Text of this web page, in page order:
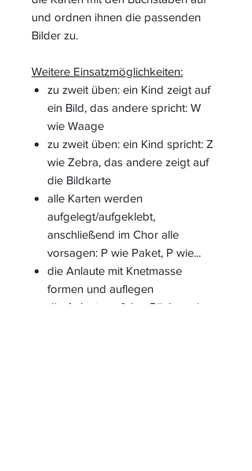
und ordnen ihnen die passenden
Bilder zu.
Weitere Einsatzmöglichkeiten:
zu zweit üben: ein Kind zeigt auf
ein Bild, das andere spricht: W
wie Waage
zu zweit üben: ein Kind spricht: Z
wie Zebra, das andere zeigt auf
die Bildkarte
alle Karten werden
aufgelegt/aufgeklebt,
anschließend im Chor alle
vorsagen: P wie Paket, P wie...
die Anlaute mit Knetmasse
formen und auflegen
die Anlaute auf den Rücken eines